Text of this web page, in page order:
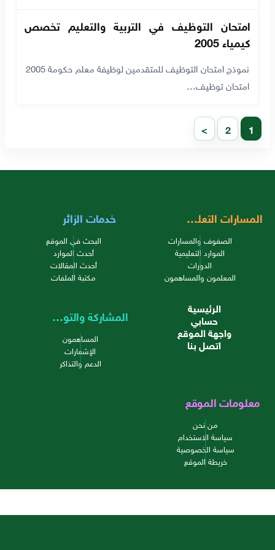
امتحان التوظيف في التربية والتعليم تخصص
كيمياء 2005
نموذج امتحان التوظيف للمتقدمين لوظيفة معلم حكومة 2005
امتحان توظيف…
1
2
>
المسارات التعليمية
الصفوف والمسارات
الموارد التعليمية
الدورات
المعلمون والمساهمون
خدمات الزائر
البحث في الموقع
أحدث الموارد
أحدث المقالات
مكتبة الملفات
الرئيسية
حسابي
واجهة الموقع
اتصل بنا
المشاركة والتواصل
المساهمون
الإشعارات
الدعم والتذاكر
معلومات الموقع
من نحن
سياسة الاستخدام
سياسة الخصوصية
خريطة الموقع